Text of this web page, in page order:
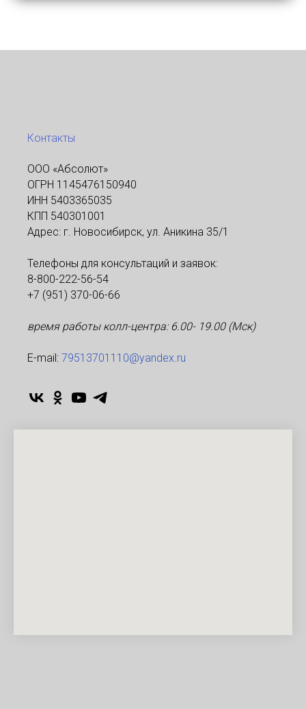
Контакты
ООО «Абсолют»
ОГРН 1145476150940
ИНН 5403365035
КПП 540301001
Адрес: г. Новосибирск, ул. Аникина 35/1
Телефоны для консультаций и заявок:
8-800-222-56-54
+7 (951) 370-06-66
время работы колл-центра: 6.00- 19.00 (Мск)
Е-mаil: 79513701110@yandex.ru